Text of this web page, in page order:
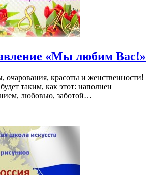
«Мы любим Вас!»
очарования, красоты и женственности!
таким, как этот: наполнен
любовью, заботой…